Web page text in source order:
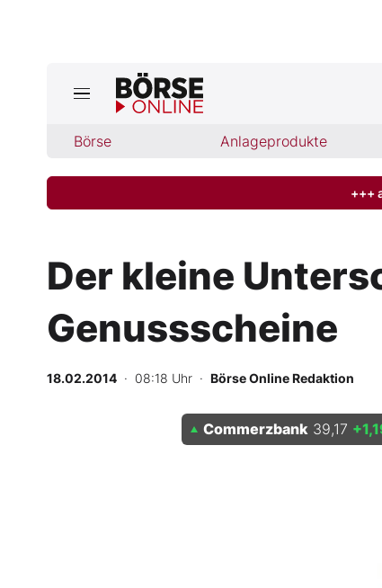
Börse Anlageprodukte
Jetzt aktuelle Ausgabe BÖRSE ONLINE
Finanz-Check
Abo & Shop
BO-Musterdepots
Experten
+++
Der kleine
Genussscheine
18.02.2014 · 08:18 Uhr · Börse Online Redaktion
Commerzbank 39,17